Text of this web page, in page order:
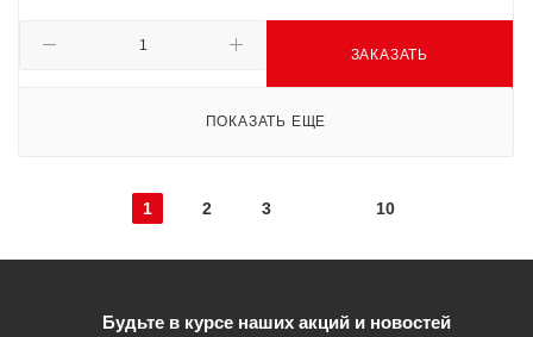
ЗАКАЗАТЬ
ПОКАЗАТЬ ЕЩЕ
1 2 3 10
Будьте в курсе наших акций и новостей